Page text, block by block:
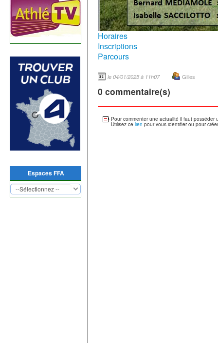
Espaces FFA
Horaires
Inscriptions
Parcours
le 04/01/2025 à 11h07 Gilles
0 commentaire(s)
Pour commenter une actualité il faut posséder
Utilisez ce lien pour vous identifier ou pour